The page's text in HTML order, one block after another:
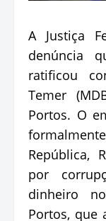
A Justiça
denúncia
ratificou
Temer
Portos. O
República,
por
dinheiro
Portos, que